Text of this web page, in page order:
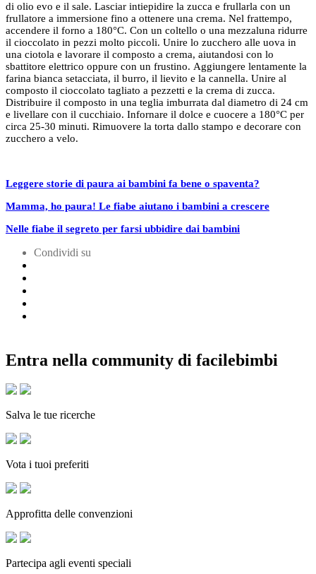
di olio evo e il sale. Lasciar intiepidire la zucca e frullarla con un
frullatore a immersione fino a ottenere una crema. Nel frattempo,
accendere il forno a 180°C. Con un coltello o una mezzaluna ridurre
il cioccolato in pezzi molto piccoli. Unire lo zucchero alle uova in
una ciotola e lavorare il composto a crema, aiutandosi con lo
sbattitore elettrico oppure con un frustino. Aggiungere lentamente la
farina bianca setacciata, il burro, il lievito e la cannella. Unire al
composto il cioccolato tagliato a pezzetti e la crema di zucca.
Distribuire il composto in una teglia imburrata dal diametro di 24 cm
e livellare con il cucchiaio. Infornare il dolce e cuocere a 180°C per
circa 25-30 minuti. Rimuovere la torta dallo stampo e decorare con
zucchero a velo.
Leggere storie di paura ai bambini fa bene o spaventa?
Mamma, ho paura! Le fiabe aiutano i bambini a crescere
Nelle fiabe il segreto per farsi ubbidire dai bambini
Condividi su
Entra nella community di facilebimbi
Salva le tue ricerche
Vota i tuoi preferiti
Approfitta delle convenzioni
Partecipa agli eventi speciali